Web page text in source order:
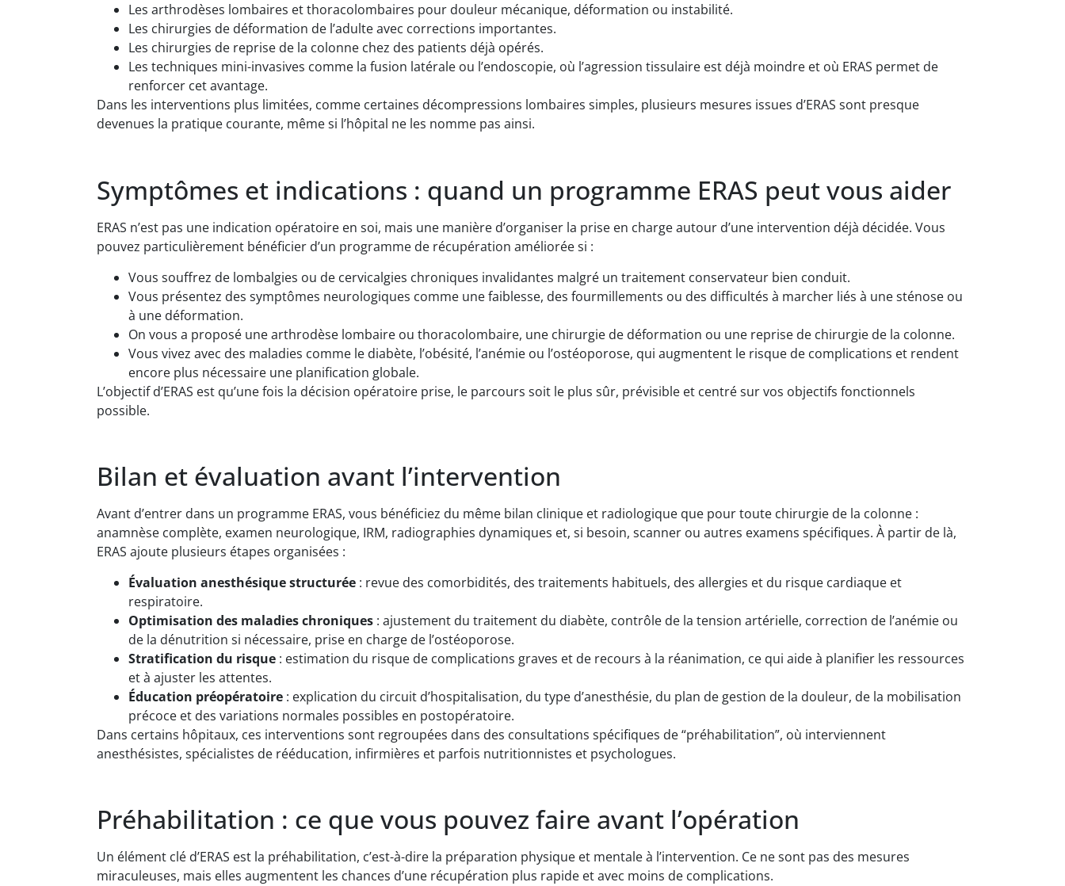
Les arthrodèses lombaires et thoracolombaires pour douleur mécanique, déformation ou instabilité.
Les chirurgies de déformation de l’adulte avec corrections importantes.
Les chirurgies de reprise de la colonne chez des patients déjà opérés.
Les techniques mini-invasives comme la fusion latérale ou l’endoscopie, où l’agression tissulaire est déjà moindre et où ERAS permet de
renforcer cet avantage.
Dans les interventions plus limitées, comme certaines décompressions lombaires simples, plusieurs mesures issues d’ERAS sont presque
devenues la pratique courante, même si l’hôpital ne les nomme pas ainsi.
Symptômes et indications : quand un programme ERAS peut vous aider
ERAS n’est pas une indication opératoire en soi, mais une manière d’organiser la prise en charge autour d’une intervention déjà décidée. Vous
pouvez particulièrement bénéficier d’un programme de récupération améliorée si :
Vous souffrez de lombalgies ou de cervicalgies chroniques invalidantes malgré un traitement conservateur bien conduit.
Vous présentez des symptômes neurologiques comme une faiblesse, des fourmillements ou des difficultés à marcher liés à une sténose ou
à une déformation.
On vous a proposé une arthrodèse lombaire ou thoracolombaire, une chirurgie de déformation ou une reprise de chirurgie de la colonne.
Vous vivez avec des maladies comme le diabète, l’obésité, l’anémie ou l’ostéoporose, qui augmentent le risque de complications et rendent
encore plus nécessaire une planification globale.
L’objectif d’ERAS est qu’une fois la décision opératoire prise, le parcours soit le plus sûr, prévisible et centré sur vos objectifs fonctionnels
possible.
Bilan et évaluation avant l’intervention
Avant d’entrer dans un programme ERAS, vous bénéficiez du même bilan clinique et radiologique que pour toute chirurgie de la colonne :
anamnèse complète, examen neurologique, IRM, radiographies dynamiques et, si besoin, scanner ou autres examens spécifiques. À partir de là,
ERAS ajoute plusieurs étapes organisées :
Évaluation anesthésique structurée : revue des comorbidités, des traitements habituels, des allergies et du risque cardiaque et
respiratoire.
Optimisation des maladies chroniques : ajustement du traitement du diabète, contrôle de la tension artérielle, correction de l’anémie ou
de la dénutrition si nécessaire, prise en charge de l’ostéoporose.
Stratification du risque : estimation du risque de complications graves et de recours à la réanimation, ce qui aide à planifier les ressources
et à ajuster les attentes.
Éducation préopératoire : explication du circuit d’hospitalisation, du type d’anesthésie, du plan de gestion de la douleur, de la mobilisation
précoce et des variations normales possibles en postopératoire.
Dans certains hôpitaux, ces interventions sont regroupées dans des consultations spécifiques de “préhabilitation”, où interviennent
anesthésistes, spécialistes de rééducation, infirmières et parfois nutritionnistes et psychologues.
Préhabilitation : ce que vous pouvez faire avant l’opération
Un élément clé d’ERAS est la préhabilitation, c’est-à-dire la préparation physique et mentale à l’intervention. Ce ne sont pas des mesures
miraculeuses, mais elles augmentent les chances d’une récupération plus rapide et avec moins de complications.